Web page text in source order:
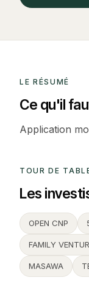
LE RÉSUMÉ
Ce qu'il
Application
TOUR DE
Les
OPEN CNP
FAMILY
MASAWA